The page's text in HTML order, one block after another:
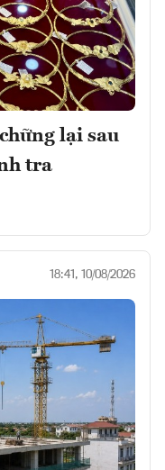
lại sau
tra
18:41, 10/08/2026